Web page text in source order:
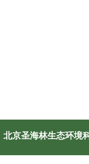
北京圣海林生态环境